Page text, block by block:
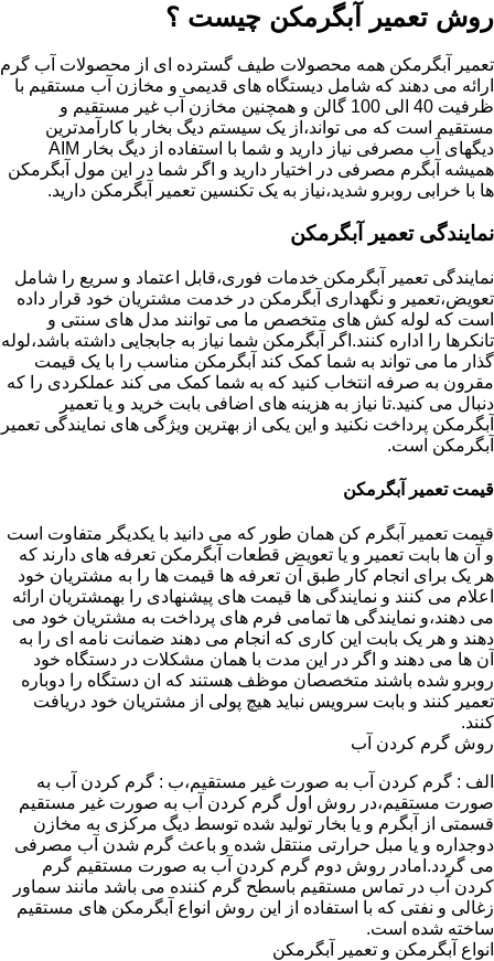
روش تعمیر آبگرمکن چیست ؟
تعمیر آبگرمکن همه محصولات طیف گسترده ای از محصولات آب گرم
ارائه می دهند که شامل دیستگاه های قدیمی و مخازن آب مستقیم با
ظرفیت 40 الی 100 گالن و همچنین مخازن آب غیر مستقیم و
مستقیم است که می تواند،از یک سیستم دیگ بخار با کارآمدترین
دیگهای آب مصرفی نیاز دارید و شما با استفاده از دیگ بخار AIM
همیشه آبگرم مصرفی در اختیار دارید و اگر شما در این مول آبگرمکن
ها با خرابی روبرو شدید،نیاز به یک تکنسین تعمیر آبگرمکن دارید.
نمایندگی تعمیر آبگرمکن
نمایندگی تعمیر آبگرمکن خدمات فوری،قابل اعتماد و سریع را شامل
تعویض،تعمیر و نگهداری آبگرمکن در خدمت مشتریان خود قرار داده
است که لوله کش های متخصص ما می توانند مدل های سنتی و
تانکرها را اداره کنند.اگر آبگرمکن شما نیاز به جابجایی داشته باشد،لوله
گذار ما می تواند به شما کمک کند آبگرمکن مناسب را با یک قیمت
مقرون به صرفه انتخاب کنید که به شما کمک می کند عملکردی را که
دنبال می کنید.تا نیاز به هزینه های اضافی بابت خرید و یا تعمیر
آبگرمکن پرداخت نکنید و این یکی از بهترین ویژگی های نمایندگی تعمیر
آبگرمکن است.
قیمت تعمیر آبگرمکن
قیمت تعمیر آبگرم کن همان طور که می دانید با یکدیگر متفاوت است
و آن ها بابت تعمیر و یا تعویض قطعات آبگرمکن تعرفه های دارند که
هر یک برای انجام کار طبق آن تعرفه ها قیمت ها را به مشتریان خود
اعلام می کنند و نمایندگی ها قیمت های پیشنهادی را بهمشتریان ارائه
می دهند،و نمایندگی ها تمامی فرم های پرداخت به مشتریان خود می
دهند و هر یک بابت این کاری که انجام می دهند ضمانت نامه ای را به
آن ها می دهند و اگر در این مدت با همان مشکلات در دستگاه خود
روبرو شده باشند متخصصان موظف هستند که ان دستگاه را دوباره
تعمیر کنند و بابت سرویس نباید هیچ پولی از مشتریان خود دریافت
کنند.
روش گرم کردن آب
الف : گرم کردن آب به صورت غیر مستقیم،ب : گرم کردن آب به
صورت مستقیم،در روش اول گرم کردن آب به صورت غیر مستقیم
قسمتی از آبگرم و یا بخار تولید شده توسط دیگ مرکزی به مخازن
دوجداره و یا مبل حرارتی منتقل شده و باعث گرم شدن آب مصرفی
می گردد.امادر روش دوم گرم کردن آب به صورت مستقیم گرم
کردن آب در تماس مستقیم باسطح گرم کننده می باشد مانند سماور
زغالی و نفتی که با استفاده از این روش انواع آبگرمکن های مستقیم
ساخته شده است.
انواع آبگرمکن و تعمیر آبگرمکن